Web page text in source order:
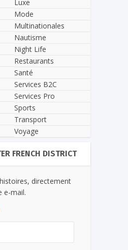
Luxe
Mode
Multinationales
Nautisme
Night Life
Restaurants
Santé
Services B2C
Services Pro
Sports
Transport
Voyage
FRENCH DISTRICT
directement
e-mail.